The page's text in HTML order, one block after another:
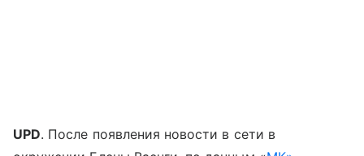
UPD. После появления новости в сети в